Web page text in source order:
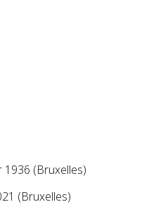
1936 (Bruxelles)
(Bruxelles)